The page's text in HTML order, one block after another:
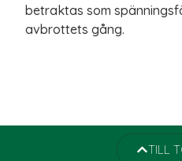
betraktas som
avbrottets gång.
TILL